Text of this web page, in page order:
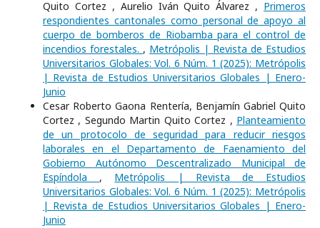
Quito Cortez , Aurelio Iván Quito Álvarez , Primeros
respondientes cantonales como personal de apoyo al
cuerpo de bomberos de Riobamba para el control de
incendios forestales. , Metrópolis | Revista de Estudios
Universitarios Globales: Vol. 6 Núm. 1 (2025): Metrópolis
| Revista de Estudios Universitarios Globales | Enero-
Junio
Cesar Roberto Gaona Rentería, Benjamín Gabriel Quito
Cortez , Segundo Martin Quito Cortez , Planteamiento
de un protocolo de seguridad para reducir riesgos
laborales en el Departamento de Faenamiento del
Gobierno Autónomo Descentralizado Municipal de
Espíndola , Metrópolis | Revista de Estudios
Universitarios Globales: Vol. 6 Núm. 1 (2025): Metrópolis
| Revista de Estudios Universitarios Globales | Enero-
Junio